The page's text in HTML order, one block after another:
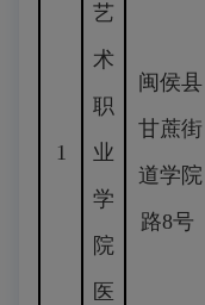
1
艺
术
职
业
学
院
医
闽侯县
甘蔗街
道学院
路8号